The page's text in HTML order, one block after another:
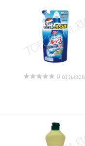
0 отзывов